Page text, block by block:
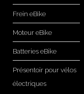
Frein eBike
Moteur eBike
Batteries eBike
Présentoir pour vélos
électriques